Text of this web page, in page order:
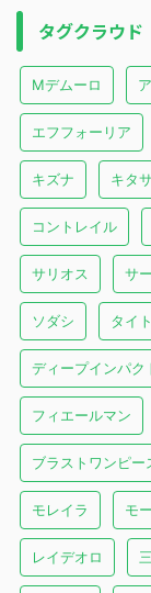
タグクラウド
Mデムーロ
エフフォーリア
キズナ キタ
コントレイル
サリオス サ
ソダシ タイ
ディープインパク
フィエールマン
ブラストワンピー
モレイラ モ
レイデオロ